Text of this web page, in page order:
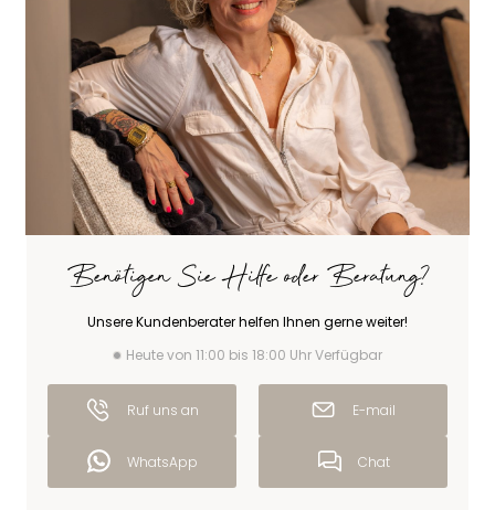
Benötigen Sie Hilfe oder Beratung?
Unsere Kundenberater helfen Ihnen gerne weiter!
Heute von 11:00 bis 18:00 Uhr Verfügbar
Ruf uns an E-mail
WhatsApp Chat